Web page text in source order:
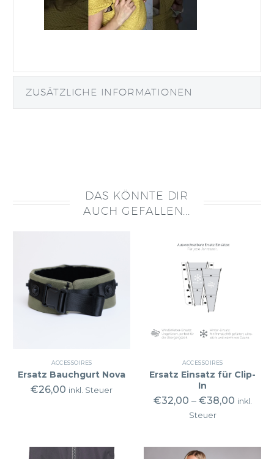
ZUSÄTZLICHE INFORMATIONEN
DAS KÖNNTE DIR
AUCH GEFALLEN...
ACCESSOIRES
Ersatz Bauchgurt Nova
€26,00 inkl. Steuer
ACCESSOIRES
Ersatz Einsatz für Clip-
In
€32,00 – €38,00 inkl.
Steuer